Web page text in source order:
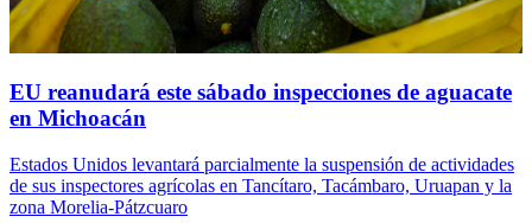
EU reanudará este sábado inspecciones de aguacate
en Michoacán
Estados Unidos levantará parcialmente la suspensión de actividades
de sus inspectores agrícolas en Tancítaro, Tacámbaro, Uruapan y la
zona Morelia-Pátzcuaro